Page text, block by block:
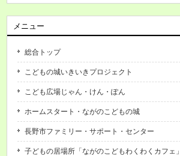
メニュー
総合トップ
こどもの城いきいきプロジェクト
こども広場じゃん・けん・ぽん
ホームスタート・ながのこどもの城
長野市ファミリー・サポート・センター
子どもの居場所「ながのこどもわくわくカフェ」